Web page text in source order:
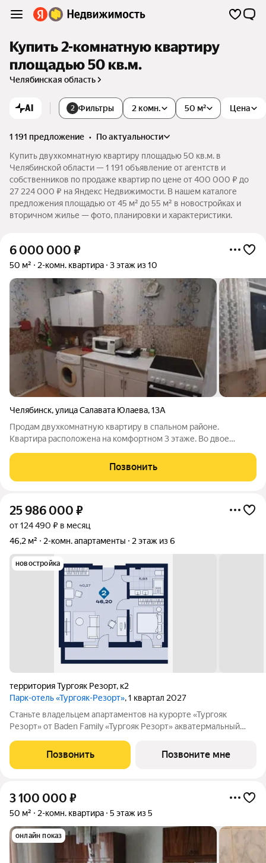
Купить 2-комнатную квартиру
площадью 50 кв.м.
Челябинская область
AI 2 Фильтры 2 комн. Цена
50 м²
1 191 предложение •
по актуальности
Купить двухкомнатную квартиру площадью 50 кв.м. в
Челябинской области — 1 191 объявление от агентств и
собственников по продаже квартир по цене от 400 000 ₽ до
27 224 000 ₽ на Яндекс Недвижимости. В нашем каталоге
предложения площадью от 45 м² до 55 м² в новостройках и
вторичном жилье — фото, планировки и характеристики.
6 000 000 ₽
50 м² 2-комн. квартира 3 этаж из 10
Челябинск,улица Салавата Юлаева,13А
Продам двухкомнатную квартиру в спальном районе.
Квартира расположена на комфортном 3 этаже. Во двое
транспорта, ТРК Космос. Двор тихий, и зеленый множество
парковочных мест . В квартире
Позвонить
25 986 000 ₽
от 124 490 ₽ в месяц
46,2 м²
2-комн. апартаменты 2 этаж из 6
новостройка
территория Тургояк Резорт, к2
Парк-отель «Тургояк-Резорт», 1 квартал 2027
Станьте владельцем апартаментов на курорте «Тургояк
Резорт» от Badеn Family «Тургояк Резорт» акватермальный
открывается захватывающий вид на второе по чистоте озеро в
России после Байкала. На
Позвонить Позвоните мне
3 100 000 ₽
50 м² 2-комн. квартира 5 этаж из 5
онлайн показ